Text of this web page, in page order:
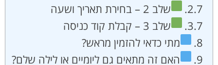
שלב 2 – בחירת תאריך ושעה
שלב 3 – קבלת קוד כניסה
מתי כדאי להזמין מראש?
האם זה מתאים גם ליומיים או לילה שלם?